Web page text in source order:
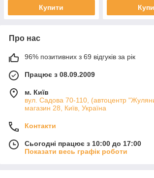
Купити
Про нас
96% позитивних з 69 відгуків за рік
Працює з 08.09.2009
м. Київ
вул. Садова 70-110, (автоцентр
магазин 28, Київ, Україна
Контакти
Сьогодні працює з 10:00 до 17:00
Показати весь графік роботи